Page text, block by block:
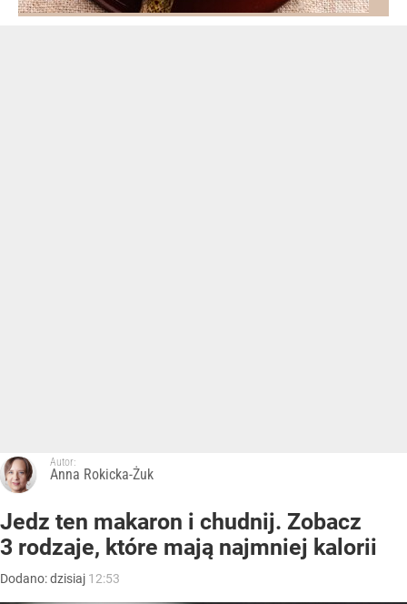
Autor:
Anna Rokicka-Żuk
Jedz ten makaron i chudnij. Zobacz
3 rodzaje, które mają najmniej kalorii
Dodano:dzisiaj 12:53